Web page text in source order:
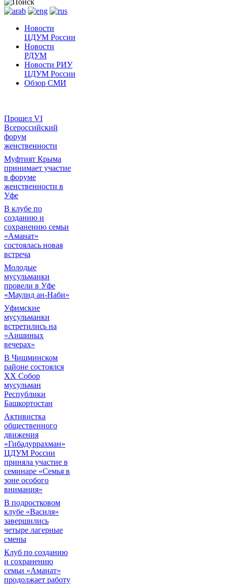
Новости
ЦДУМ России
Новости
РДУМ
Новости РИУ
ЦДУМ России
Обзор СМИ
Прошел VI
Всероссийский
форум
женственности
Муфтият Крыма
принимает участие
в форуме
женственности в
Уфе
В клубе по
созданию и
сохранению семьи
«Аманат»
состоялась новая
встреча
Молодые
мусульманки
провели в Уфе
«Маулид ан-Наби»
Уфимские
мусульманки
встретились на
«Аишиных
вечерах»
В Чишминском
районе состоялся
XX Собор
мусульман
Республики
Башкортостан
Активистка
общественного
движения
«Гибадуррахман»
ЦДУМ России
приняла участие в
семинаре «Семья в
зоне особого
внимания»
В подростковом
клубе «Василя»
завершились
четыре лагерные
смены
Клуб по созданию
и сохранению
семьи «Аманат»
продолжает работу